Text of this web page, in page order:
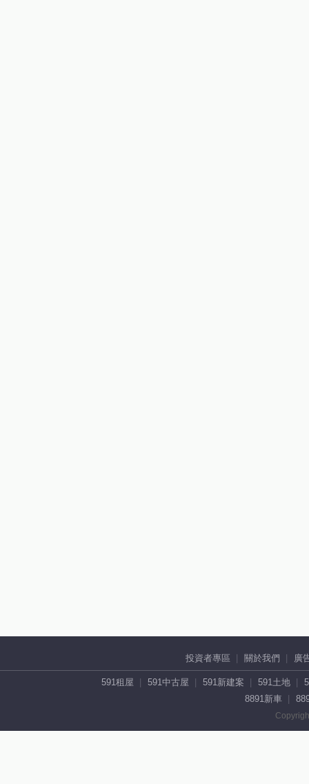
投資者專區 關於我們 廣
591租屋 591中古屋 591新建案 591土地
8891新車